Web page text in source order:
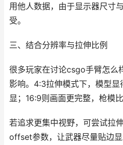
用他人数据，由于显示器尺寸
受。
三、结合分辨率与拉伸比例
很多玩家在讨论csgo手臂怎么
影响。4:3拉伸模式下，模型
显；16:9则画面更完整，枪模比
若追求更集中视野，可尝试拉
offset参数，让武器尽量贴边